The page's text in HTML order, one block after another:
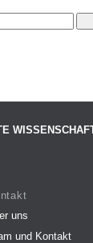
uns
und Kontakt